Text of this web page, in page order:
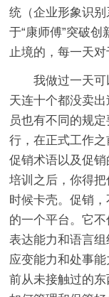
统（企业形象识
于“康师傅”突破创
止境的，每一天对
我做过一天
天连十个都没卖
员也有不同的规
行，在正式工作
促销术语以及促销
培训之后，你得
时候卡壳。促销
的一个平台。它
表达能力和语言
应变能力和处事
前从未接触过的